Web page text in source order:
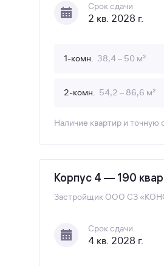
Срок сдачи
2 кв. 2028 г.
1-комн. 38,4 – 50 м²
2-комн. 54,2 – 86,6 м²
Наличие квартир и точную
Корпус 4 — 190
Застройщик ООО СЗ
Срок сдачи
4 кв. 2028 г.